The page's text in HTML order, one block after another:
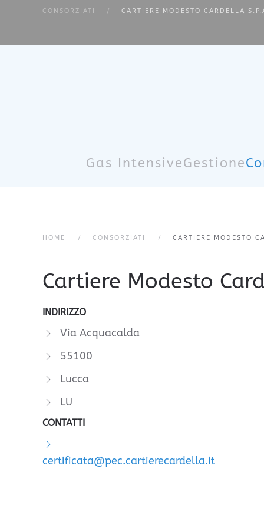
CONSORZIATI CARTIERE MODESTO CARDELLA
Gas IntensiveGestione
HOME CONSORZIATI CARTIERE MODESTO
Cartiere Modesto
INDIRIZZO
Via Acquacalda
55100
Lucca
LU
CONTATTI
certificata@pec.cartierecardella.it